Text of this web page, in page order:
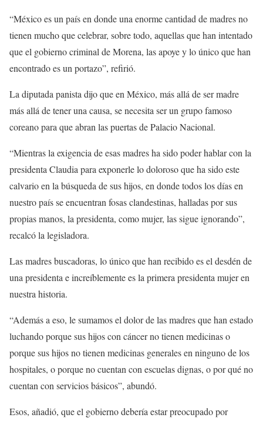
“México es un país en donde una enorme cantidad de madres no
tienen mucho que celebrar, sobre todo, aquellas que han intentado
que el gobierno criminal de Morena, las apoye y lo único que han
encontrado es un portazo”, refirió.
La diputada panista dijo que en México, más allá de ser madre
más allá de tener una causa, se necesita ser un grupo famoso
coreano para que abran las puertas de Palacio Nacional.
“Mientras la exigencia de esas madres ha sido poder hablar con la
presidenta Claudia para exponerle lo doloroso que ha sido este
calvario en la búsqueda de sus hijos, en donde todos los días en
nuestro país se encuentran fosas clandestinas, halladas por sus
propias manos, la presidenta, como mujer, las sigue ignorando”,
recalcó la legisladora.
Las madres buscadoras, lo único que han recibido es el desdén de
una presidenta e increíblemente es la primera presidenta mujer en
nuestra historia.
“Además a eso, le sumamos el dolor de las madres que han estado
luchando porque sus hijos con cáncer no tienen medicinas o
porque sus hijos no tienen medicinas generales en ninguno de los
hospitales, o porque no cuentan con escuelas dignas, o por qué no
cuentan con servicios básicos”, abundó.
Esos, añadió, que el gobierno debería estar preocupado por